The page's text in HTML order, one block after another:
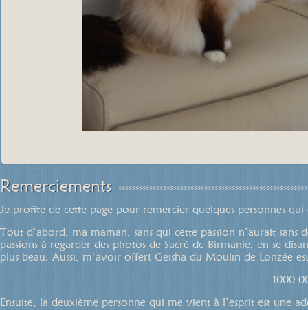
Remerciements
Je profite de cette page pour remercier quelques personnes
Tout d’abord, ma maman, sans qui cette passion n’aurait
passions à regarder des photos de Sacré de Birmanie, en se
plus beau. Aussi, m’avoir offert Geïsha du Moulin de Lonzée
1000
Ensuite, la deuxième personne qui me vient à l’esprit est une